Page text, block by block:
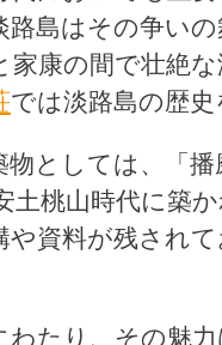
島はその争い
康の間で壮絶
では淡路島の歴史
としては、「
桃山時代に築
や資料が残され
わたり、その魅